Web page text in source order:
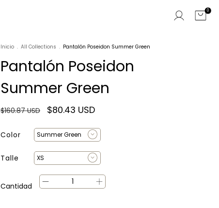
0
Inicio . All Collections . Pantalón Poseidon Summer Green
Pantalón Poseidon
Summer Green
$160.87 USD $80.43 USD
Color
Talle
Cantidad